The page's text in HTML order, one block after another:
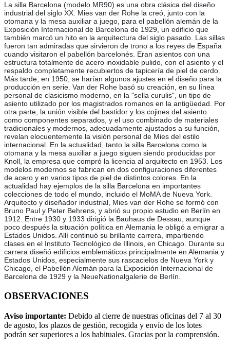
La silla Barcelona (modelo MR90) es una obra clásica del diseño
industrial del siglo XX. Mies van der Rohe la creó, junto con la
otomana y la mesa auxiliar a juego, para el pabellón alemán de la
Exposición Internacional de Barcelona de 1929, un edificio que
también marcó un hito en la arquitectura del siglo pasado. Las sillas
fueron tan admiradas que sirvieron de trono a los reyes de España
cuando visitaron el pabellón barcelonés. Eran asientos con una
estructura totalmente de acero inoxidable pulido, con el asiento y el
respaldo completamente recubiertos de tapicería de piel de cerdo.
Más tarde, en 1950, se harían algunos ajustes en el diseño para la
producción en serie. Van der Rohe basó su creación, en su línea
personal de clasicismo moderno, en la "sella curulis", un tipo de
asiento utilizado por los magistrados romanos en la antigüedad. Por
otra parte, la unión visible del bastidor y los cojines del asiento
como componentes separados, y el uso combinado de materiales
tradicionales y modernos, adecuadamente ajustados a su función,
revelan elocuentemente la visión personal de Mies del estilo
internacional. En la actualidad, tanto la silla Barcelona como la
otomana y la mesa auxiliar a juego siguen siendo producidas por
Knoll, la empresa que compró la licencia al arquitecto en 1953. Los
modelos modernos se fabrican en dos configuraciones diferentes
de acero y en varios tipos de piel de distintos colores. En la
actualidad hay ejemplos de la silla Barcelona en importantes
colecciones de todo el mundo, incluido el MoMA de Nueva York.
Arquitecto y diseñador industrial, Mies van der Rohe se formó con
Bruno Paul y Peter Behrens, y abrió su propio estudio en Berlín en
1912. Entre 1930 y 1933 dirigió la Bauhaus de Dessau, aunque
poco después la situación política en Alemania le obligó a emigrar a
Estados Unidos. Allí continuó su brillante carrera, impartiendo
clases en el Instituto Tecnológico de Illinois, en Chicago. Durante su
carrera diseñó edificios emblemáticos principalmente en Alemania y
Estados Unidos, especialmente sus rascacielos de Nueva York y
Chicago, el Pabellón Alemán para la Exposición Internacional de
Barcelona de 1929 y la NeueNationalgalerie de Berlín.
OBSERVACIONES
Aviso importante: Debido al cierre de nuestras oficinas del 7 al 30
de agosto, los plazos de gestión, recogida y envío de los lotes
podrán ser superiores a los habituales. Gracias por la comprensión.